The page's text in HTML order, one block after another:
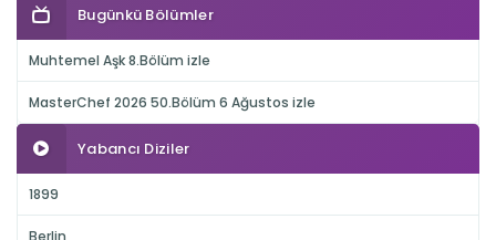
Bugünkü Bölümler
Muhtemel Aşk 8.Bölüm izle
MasterChef 2026 50.Bölüm 6 Ağustos izle
Yabancı Diziler
1899